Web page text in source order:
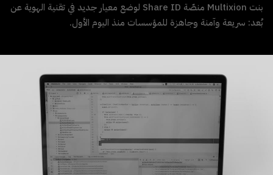
بنت Multixion منصّة Share ID لوضع معيار جديد في تقنية الهوية عن
بُعد: سريعة وآمنة وجاهزة للمؤسسات منذ اليوم الأول.